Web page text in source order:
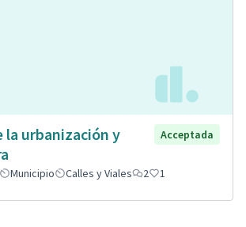
la urbanización y
Acceptada
Municipio Calles y Viales 2 1